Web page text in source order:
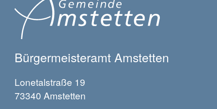
Bürgermeisteramt Amstetten
Lonetalstraße 19
73340 Amstetten